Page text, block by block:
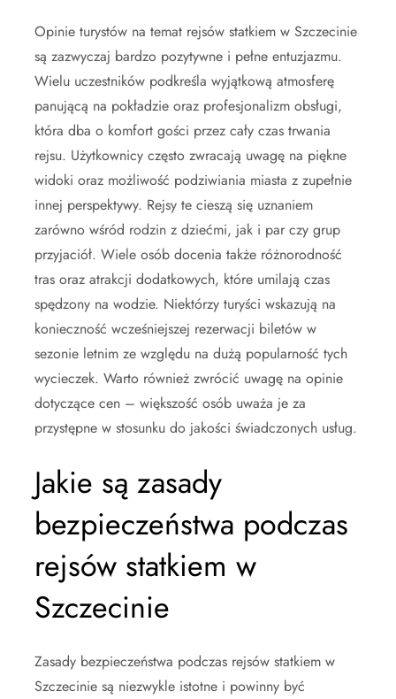
Opinie turystów na temat rejsów statkiem w Szczecinie
są zazwyczaj bardzo pozytywne i pełne entuzjazmu.
Wielu uczestników podkreśla wyjątkową atmosferę
panującą na pokładzie oraz profesjonalizm obsługi,
która dba o komfort gości przez cały czas trwania
rejsu. Użytkownicy często zwracają uwagę na piękne
widoki oraz możliwość podziwiania miasta z zupełnie
innej perspektywy. Rejsy te cieszą się uznaniem
zarówno wśród rodzin z dziećmi, jak i par czy grup
przyjaciół. Wiele osób docenia także różnorodność
tras oraz atrakcji dodatkowych, które umilają czas
spędzony na wodzie. Niektórzy turyści wskazują na
konieczność wcześniejszej rezerwacji biletów w
sezonie letnim ze względu na dużą popularność tych
wycieczek. Warto również zwrócić uwagę na opinie
dotyczące cen – większość osób uważa je za
przystępne w stosunku do jakości świadczonych usług.
Jakie są zasady
bezpieczeństwa podczas
rejsów statkiem w
Szczecinie
Zasady bezpieczeństwa podczas rejsów statkiem w
Szczecinie są niezwykle istotne i powinny być